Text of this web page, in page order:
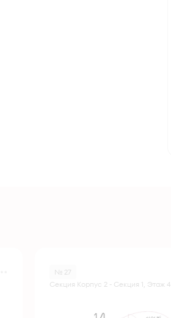
№ 27
Секция Корпус 2 - Секция 1, Этаж 4